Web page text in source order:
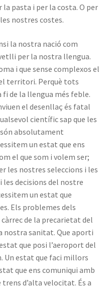
la pasta i per la costa. O per
nostres costes.
la nostra nació com
per la nostra llengua.
i que sense complexos el
territori. Perquè tots
de la llengua més feble.
el desenllaç és fatal
científic sap que les
absolutament
un estat que ens
el que som i volem ser;
les nostres seleccions i les
decisions del nostre
un estat que
Els problemes dels
de la precarietat del
nostra sanitat. Que aporti
que posi l’aeroport del
Un estat que faci millors
que ens comuniqui amb
d’alta velocitat. És a